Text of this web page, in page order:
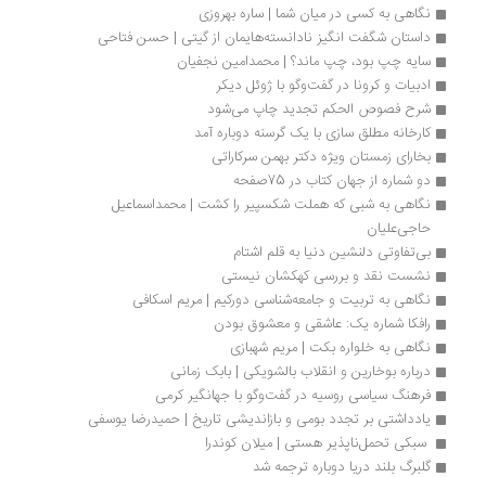
نگاهی به کسی در میان شما | ساره بهروزی
داستان شگفت انگیز نادانسته‌هایمان از گیتی | حسن فتاحی
سایه چپ بود، چپ ماند؟ | محمدامین نجفیان
ادبیات و کرونا در گفت‌وگو با ژوئل دیکر
شرح فصوص الحکم تجدید چاپ می‌شود
کارخانه مطلق سازی با یک گرسنه دوباره آمد
بخارای زمستان ویژه دکتر بهمن سرکاراتی
دو شماره از جهان کتاب در 75صفحه
نگاهی به شبی که هملت شکسپیر را کشت | محمداسماعیل
حاجی‌علیان
بی‌تفاوتی دلنشین دنیا به قلم اشتام
نشست نقد و بررسی کهکشان نیستی
نگاهی به تربیت و جامعه‌شناسی دورکیم | مریم اسکافی
رافکا شماره یک: عاشقی و معشوق بودن
نگاهی به خلواره بکت | مریم شهبازی
درباره بوخارین و انقلاب بالشویکی | بابک زمانی
فرهنگ سیاسی روسیه در گفت‌وگو با جهانگیر کرمی
یادداشتی بر تجدد بومی و بازاندیشی تاریخ | حمیدرضا یوسفی
سبکی تحمل‌ناپذیر هستی | میلان کوندرا
گلبرگ بلند دریا دوباره ترجمه شد